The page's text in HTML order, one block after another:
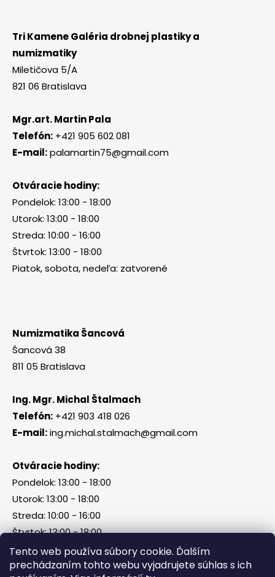
Tento web používa súbory cookie. Ďalším
prechádzaním tohto webu vyjadrujete súhlas s ich
Tri Kamene Galéria drobnej plastiky a
numizmatiky
Miletičova 5/A
821 06 Bratislava
Mgr.art. Martin Pala
Telefón: +421 905 602 081
E-mail:palamartin75@gmail.com
Otváracie hodiny:
Pondelok: 13:00 - 18:00
Utorok: 13:00 - 18:00
Streda: 10:00 - 16:00
Štvrtok: 13:00 - 18:00
Piatok, sobota, nedeľa: zatvorené
Numizmatika Šancová
Šancová 38
811 05 Bratislava
Ing. Mgr. Michal Štalmach
Telefón: +421 903 418 026
E-mail:ing.michal.stalmach@gmail.com
Otváracie hodiny:
Pondelok: 13:00 - 18:00
Utorok: 13:00 - 18:00
Streda: 10:00 - 16:00
Štvrtok: 13:00 - 18:00
Piatok, sobota, nedeľa: zatvorené